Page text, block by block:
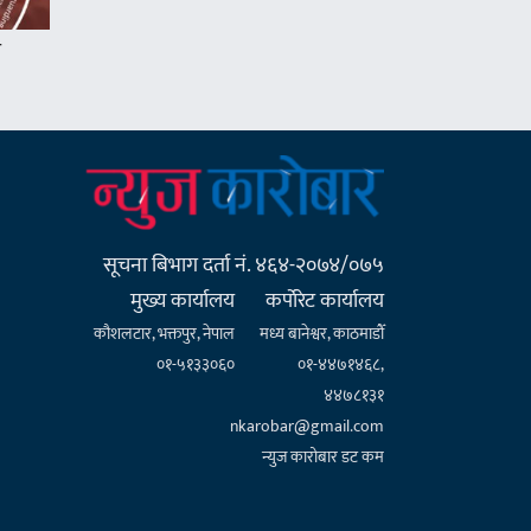
सूचना बिभाग दर्ता नं. ४६४-२०७४/०७५
मुख्य कार्यालय
कौशलटार, भक्तपुर, नेपाल
०१-५१३३०६०
कर्पाेरेट कार्यालय
मध्य बानेश्वर, काठमाडौँ
०१-४४७१४६८,
४४७८१३१
nkarobar@gmail.com
न्युज कारोबार डट कम